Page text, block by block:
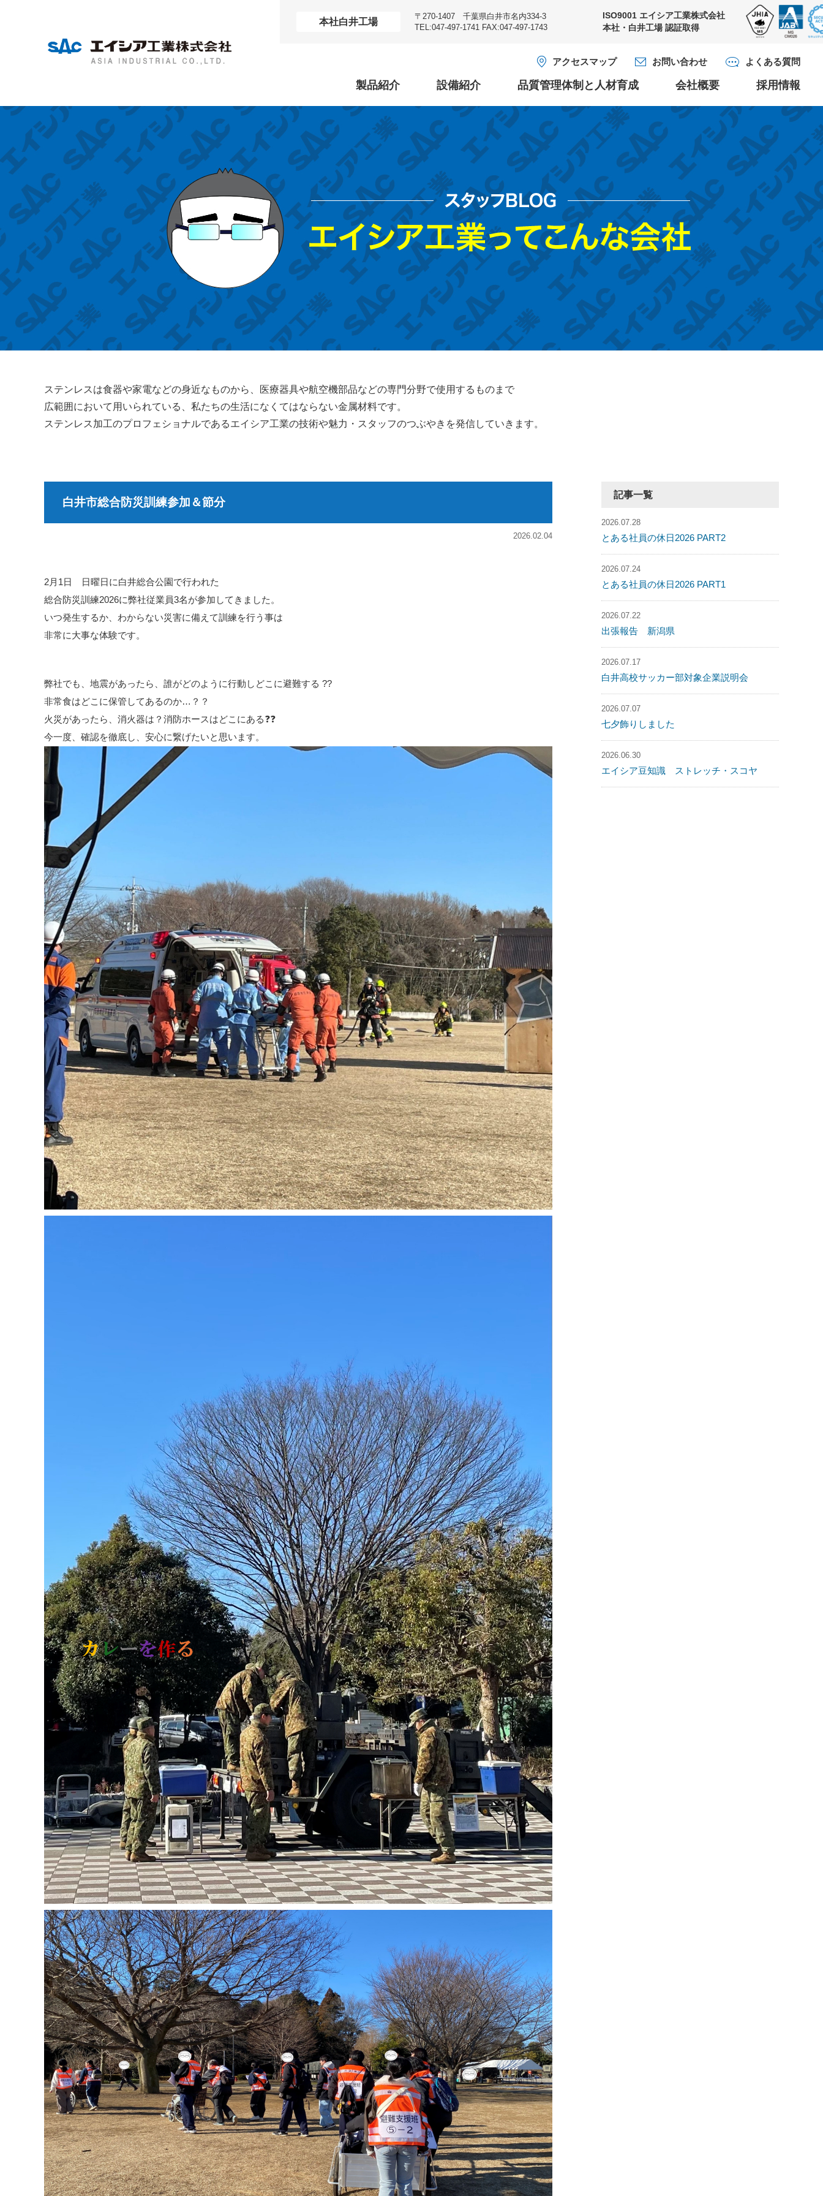
本社白井工場
〒270-1407 千葉県白井市名内334-3
TEL:047-497-1741 FAX:047-497-1743
ISO9001 エイシア工業株式会社
本社・白井工場認証取得
アクセスマップ お問い合わせ よくある質問
製品紹介 設備紹介 品質管理体制と人材育成 会社概要 採用情報
ステンレスは食器や家電などの身近なものから、医療器具や航空機部品などの専門分野で使用するものまで
広範囲において用いられている、私たちの生活になくてはならない金属材料です。
ステンレス加工のプロフェショナルであるエイシア工業の技術や魅力・スタッフのつぶやきを発信していきます。
白井市総合防災訓練参加＆節分
2026.02.04
2月1日 日曜日に白井総合公園で行われた
総合防災訓練2026に弊社従業員3名が参加してきました。
いつ発生するか、わからない災害に備えて訓練を行う事は
非常に大事な体験です。
弊社でも、地震があったら、誰がどのように行動しどこに避難する ??
非常食はどこに保管してあるのか…？？
火災があったら、消火器は？消防ホースはどこにある❓❓
今一度、確認を徹底し、安心に繋げたいと思います。
記事一覧
2026.07.28
とある社員の休日2026 PART2
2026.07.24
とある社員の休日2026 PART1
2026.07.22
出張報告 新潟県
2026.07.17
白井高校サッカー部対象企業説明会
2026.07.07
七夕飾りしました
2026.06.30
エイシア豆知識 ストレッチ・スコヤ